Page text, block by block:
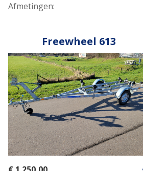
Afmetingen:
Freewheel 613